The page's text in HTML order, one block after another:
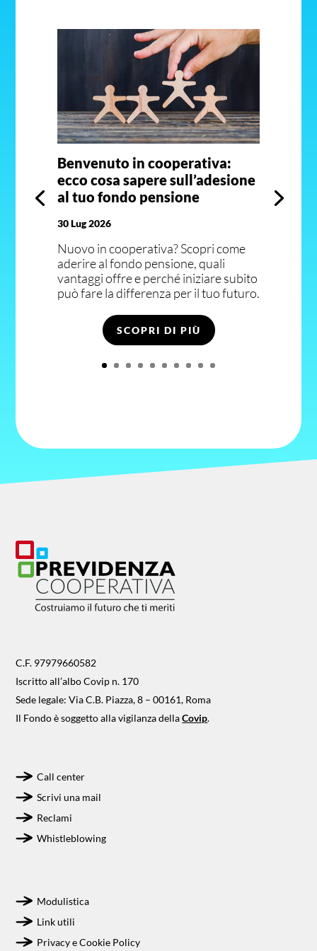
Benvenuto in cooperativa:
ecco cosa sapere sull’adesione
al tuo fondo pensione
30 Lug 2026
Nuovo in cooperativa? Scopri come
aderire al fondo pensione, quali
vantaggi offre e perché iniziare subito
può fare la differenza per il tuo futuro.
SCOPRI DI PIÙ
C.F. 97979660582
Iscritto all’albo Covip n. 170
Sede legale: Via C.B. Piazza, 8 – 00161, Roma
Il Fondo è soggetto alla vigilanza dellaCovip.
Call center
Scrivi una mail
Reclami
Whistleblowing
Modulistica
Link utili
Privacy e Cookie Policy